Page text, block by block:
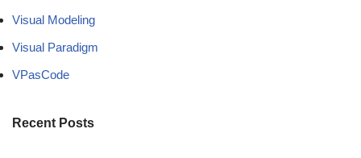
Visual Modeling
Visual Paradigm
VPasCode
Recent Posts